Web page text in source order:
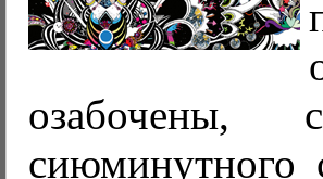
озабочены,
сиюминутного